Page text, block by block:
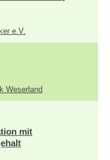
e.V.
Weserland
mit